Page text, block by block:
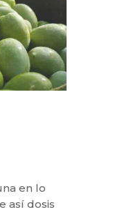
en lo
así dosis